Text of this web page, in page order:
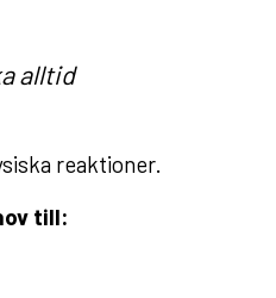
alltid
reaktioner.
till: